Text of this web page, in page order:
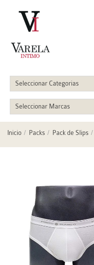
Seleccionar Categorias
Seleccionar Marcas
Inicio Packs Pack de Slips